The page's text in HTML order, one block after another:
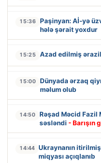
15:36
Paşinyan: Aİ-yə
hələ şərait yoxdur
15:25 Azad edilmiş
15:00
Dünyada ərzaq
məlum olub
14:50
Rəşad Məcid Fazil
səsləndi - Barışın
14:44 Ukraynanın
miqyası açıqlanıb